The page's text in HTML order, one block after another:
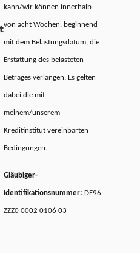
kann/wir können innerhalb
von acht Wochen, beginnend
mit dem Belastungsdatum, die
Erstattung des belasteten
Betrages verlangen. Es gelten
dabei die mit
meinem/unserem
Kreditinstitut vereinbarten
Bedingungen.
Gläubiger-
Identifikationsnummer: DE96
ZZZ0 0002 0106 03